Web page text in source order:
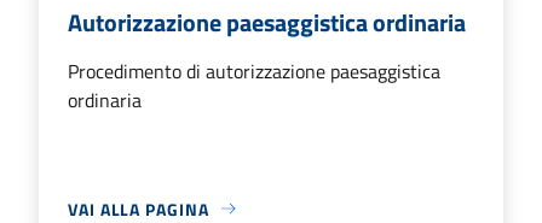
Autorizzazione paesaggistica ordinaria
Procedimento di autorizzazione paesaggistica
ordinaria
VAI ALLA PAGINA